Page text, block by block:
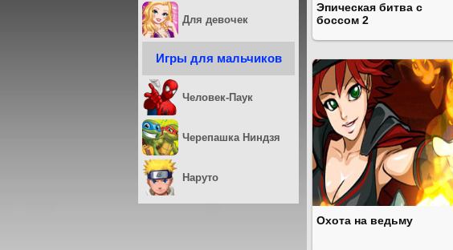
Эпическая битва с
боссом 2
Охота на ведьму
Для девочек
Игры для мальчиков
Человек-Паук
Черепашка Ниндзя
Наруто